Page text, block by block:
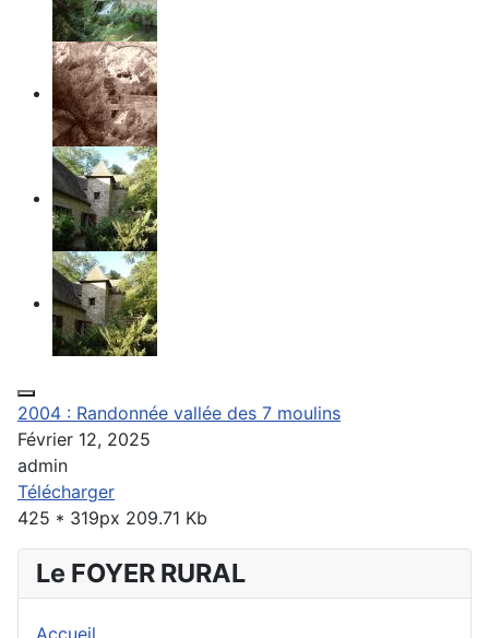
2004 : Randonnée vallée des 7 moulins
Février 12, 2025
admin
Télécharger
425 * 319px 209.71 Kb
Le FOYER RURAL